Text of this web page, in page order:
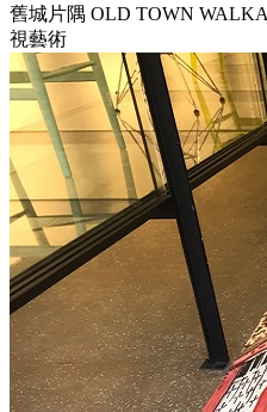
舊城片隅 OLD TOWN
視藝術